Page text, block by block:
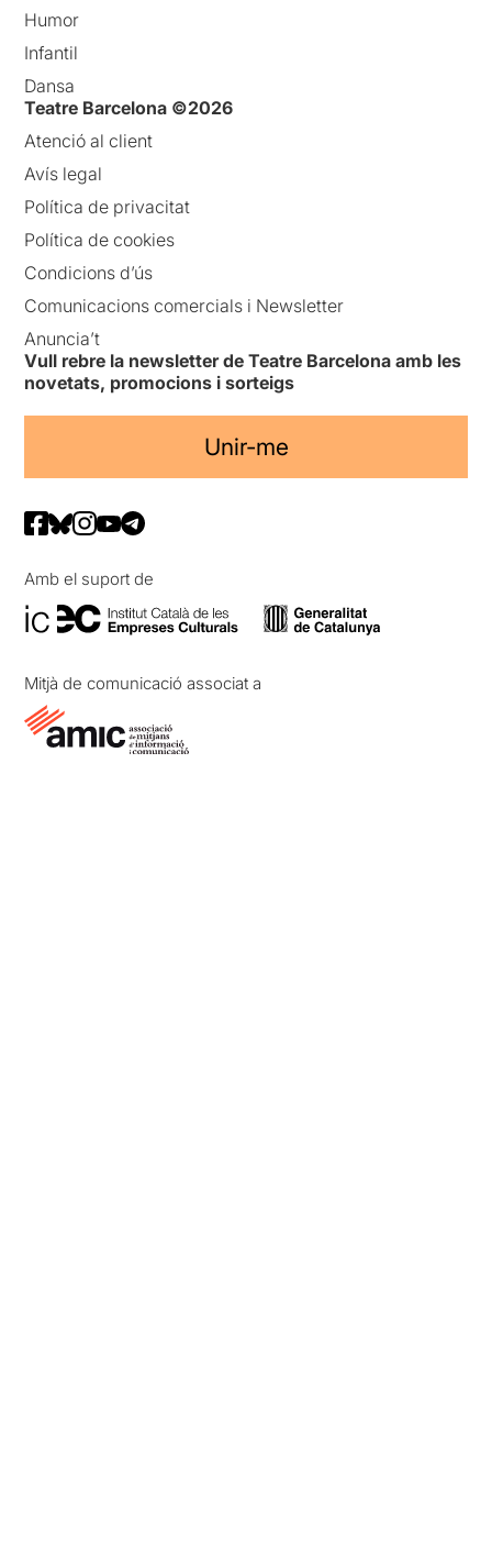
Humor
Infantil
Dansa
Teatre Barcelona ©2026
Atenció al client
Avís legal
Política de privacitat
Política de cookies
Condicions d’ús
Comunicacions comercials i Newsletter
Anuncia’t
Vull rebre la newsletter de Teatre Barcelona amb les
novetats, promocions i sorteigs
Unir-me
Amb el suport de
Mitjà de comunicació associat a